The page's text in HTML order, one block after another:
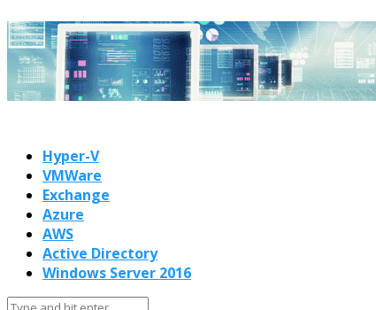
Hyper-V
VMWare
Exchange
Azure
AWS
Active Directory
Windows Server 2016